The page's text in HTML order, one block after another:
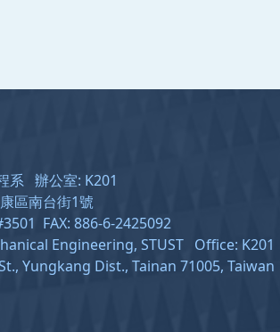
系 辦公室: K201
區南台街1號
FAX: 886-6-2425092
Engineering, STUST Office: K201
Yungkang Dist., Tainan 71005, Taiwan